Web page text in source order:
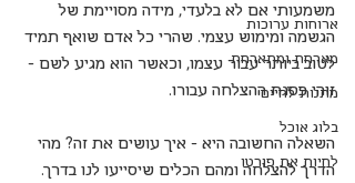
ארוחות ערוכות
מארחת ומתארחת
מתנות לחיים
בלוג אוכל
לחיות את פורטו
משמעותי אם לא בלעדי, מידה מסויימת של
הגשמה ומימוש עצמי. שהרי כל אדם שואף תמיד
לטוב ביותר עבור עצמו, וכאשר הוא מגיע לשם –
זוהי פסגת ההצלחה עבורו.
השאלה החשובה היא – איך עושים את זה? מהי
הדרך להצלחה ומהם הכלים שיסייעו לנו בדרך.